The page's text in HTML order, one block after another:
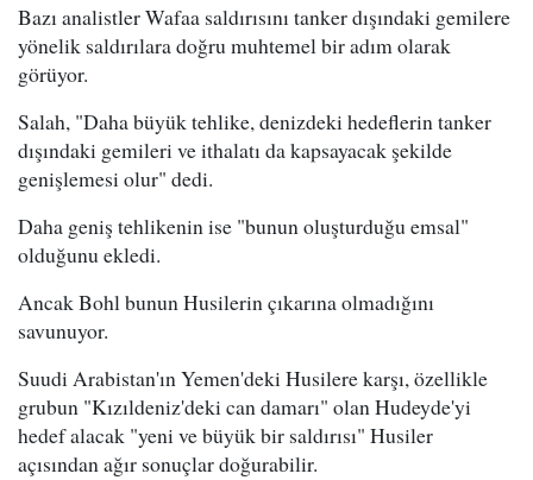
Bazı analistler Wafaa saldırısını tanker dışındaki gemilere
yönelik saldırılara doğru muhtemel bir adım olarak
görüyor.
Salah, "Daha büyük tehlike, denizdeki hedeflerin tanker
dışındaki gemileri ve ithalatı da kapsayacak şekilde
genişlemesi olur" dedi.
Daha geniş tehlikenin ise "bunun oluşturduğu emsal"
olduğunu ekledi.
Ancak Bohl bunun Husilerin çıkarına olmadığını
savunuyor.
Suudi Arabistan'ın Yemen'deki Husilere karşı, özellikle
grubun "Kızıldeniz'deki can damarı" olan Hudeyde'yi
hedef alacak "yeni ve büyük bir saldırısı" Husiler
açısından ağır sonuçlar doğurabilir.